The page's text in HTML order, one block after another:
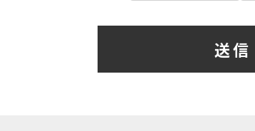
にしたがってお客さま情報を取り扱います。
(4) お客さま情報の漏洩、紛失、改ざん等を防
送信